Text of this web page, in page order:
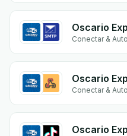
Oscario
Conectar &
Conectar &
Oscario